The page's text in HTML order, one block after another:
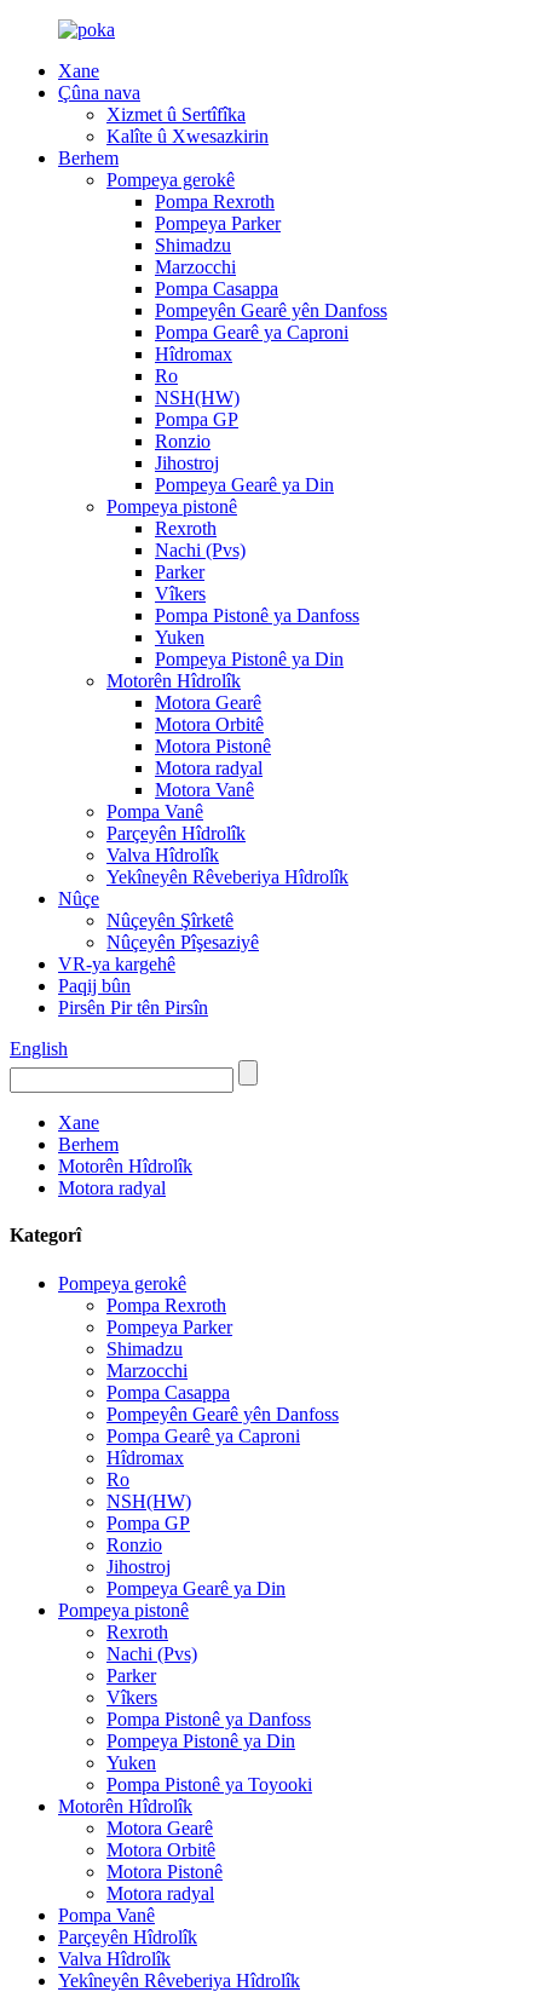
Xane
Çûna nava
Xizmet û Sertîfîka
Kalîte û Xwesazkirin
Berhem
Pompeya gerokê
Pompa Rexroth
Pompeya Parker
Shimadzu
Marzocchi
Pompa Casappa
Pompeyên Gearê yên Danfoss
Pompa Gearê ya Caproni
Hîdromax
Ro
NSH(HW)
Pompa GP
Ronzio
Jihostroj
Pompeya Gearê ya Din
Pompeya pistonê
Rexroth
Nachi (Pvs)
Parker
Vîkers
Pompa Pistonê ya Danfoss
Yuken
Pompeya Pistonê ya Din
Motorên Hîdrolîk
Motora Gearê
Motora Orbitê
Motora Pistonê
Motora radyal
Motora Vanê
Pompa Vanê
Parçeyên Hîdrolîk
Valva Hîdrolîk
Yekîneyên Rêveberiya Hîdrolîk
Nûçe
Nûçeyên Şîrketê
Nûçeyên Pîşesaziyê
VR-ya kargehê
Paqij bûn
Pirsên Pir tên Pirsîn
English
Xane
Berhem
Motorên Hîdrolîk
Motora radyal
Kategorî
Pompeya gerokê
Pompa Rexroth
Pompeya Parker
Shimadzu
Marzocchi
Pompa Casappa
Pompeyên Gearê yên Danfoss
Pompa Gearê ya Caproni
Hîdromax
Ro
NSH(HW)
Pompa GP
Ronzio
Jihostroj
Pompeya Gearê ya Din
Pompeya pistonê
Rexroth
Nachi (Pvs)
Parker
Vîkers
Pompa Pistonê ya Danfoss
Pompeya Pistonê ya Din
Yuken
Pompa Pistonê ya Toyooki
Motorên Hîdrolîk
Motora Gearê
Motora Orbitê
Motora Pistonê
Motora radyal
Pompa Vanê
Parçeyên Hîdrolîk
Valva Hîdrolîk
Yekîneyên Rêveberiya Hîdrolîk